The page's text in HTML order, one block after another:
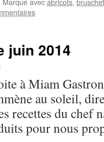
juin 2014
à Miam
au soleil,
recettes du chef
pour nous